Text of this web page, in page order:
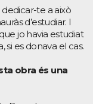
dedicar-te a això
d’estudiar. I
jo havia estudiat
es donava el cas.
obra és una